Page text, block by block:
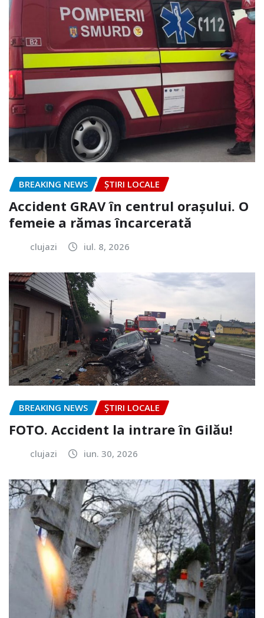
BREAKING NEWS ȘTIRI LOCALE
Accident GRAV în centrul orașului. O
femeie a rămas încarcerată
clujazi iul. 8, 2026
BREAKING NEWS ȘTIRI LOCALE
FOTO. Accident la intrare în Gilău!
clujazi iun. 30, 2026